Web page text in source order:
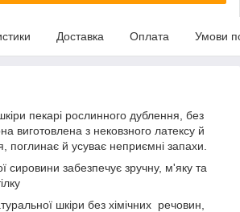
Доставка Оплата Умови
пекарі рослинного дублення, без
виготовлена з нековзного латексу й
поглинає й усуває неприємні запахи.
сировини забезпечує зручну, м'яку та
шкіри без хімічних речовин,